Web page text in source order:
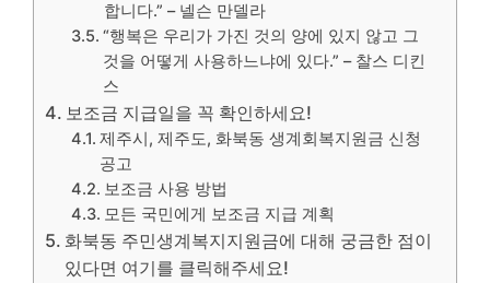
합니다.” – 넬슨 만델라
“행복은 우리가 가진 것의 양에 있지 않고 그
것을 어떻게 사용하느냐에 있다.” – 찰스 디킨
스
보조금 지급일을 꼭 확인하세요!
제주시, 제주도, 화북동 생계회복지원금 신청
공고
보조금 사용 방법
모든 국민에게 보조금 지급 계획
화북동 주민생계복지지원금에 대해 궁금한 점이
있다면 여기를 클릭해주세요!